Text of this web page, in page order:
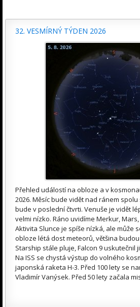
32. VESMÍRNÝ TÝDEN 2026
Přehled událostí na obloze a v
2026. Měsíc bude vidět nad ránem
bude v poslední čtvrti. Venuše je vidět
velmi nízko. Ráno uvidíme Merkur,
Aktivita Slunce je spíše nízká, ale může
obloze létá dost meteorů, většina
Starship stále pluje, Falcon 9 uskutečnil
Na ISS se chystá výstup do volného
japonská raketa H-3. Před 100 lety se
Vladimír Vanýsek. Před 50 lety začala